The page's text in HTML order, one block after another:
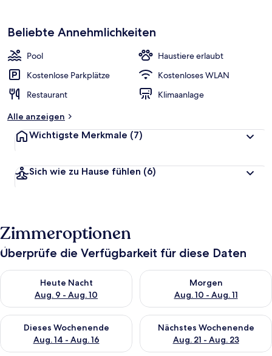
Beliebte Annehmlichkeiten
Pool
Haustiere erlaubt
Kostenlose Parkplätze
Kostenloses WLAN
Restaurant
Klimaanlage
Alle anzeigen
Wichtigste Merkmale (7)
Sich wie zu Hause fühlen (6)
Zimmeroptionen
Überprüfe die Verfügbarkeit für diese Daten
Heute Nacht
Aug. 9 - Aug. 10
Überprüfe die Verfügbarkeit für heute Nacht, Aug. 9 - Aug.
Morgen
Aug. 10 - Aug. 11
Überprüfe die Verfügbarkeit
Dieses Wochenende
Aug. 14 - Aug. 16
Überprüfe die Verfügbarkeit für dieses Wochenende, Aug. 14
Nächstes Wochenende
Aug. 21 - Aug. 23
Überprüfe die Verfügbarkeit